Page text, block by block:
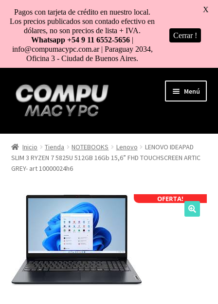
al
contenido
Menú
HOME
TIENDA
NOSOTROS
SERVICIOS
CONTACTO
Inicio Tienda NOTEBOOKS Lenovo
LENOVO IDEAPAD
SLIM 3 RYZEN 7 5825U 512GB 16Gb 15,6” FHD TOUCHSCREEN ARTIC
GREY- art 10000024h6
OFERTA!
Pagos con tarjeta de crédito en nuestro local.
Los precios publicados son contado efectivo en
dólares, no son precios de lista + IVA.
Whatsapp +54 9 11 6552-5656 |
info@compumacypc.com.ar | Paraguay 2034,
Oficina 3 - Ciudad de Buenos Aires.
Cerrar !
X